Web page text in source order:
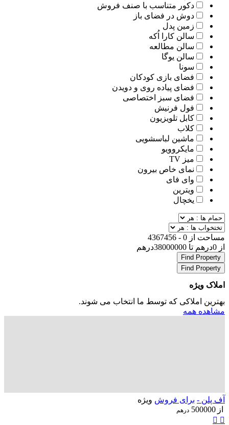
دکور متناسب با صنف فروش
دوش در فضای باز
زمین پدل
سالن کارا اُکه
سالن مطالعه
سالن یوگا
سونا
فضای بازی کودکان
فضای پیاده روی و دویدن
فضای سبز اختصاصی
فول فرنیش
کابل تلویزیون
کلاب
ماشین لباسشویی
مایکروویو
میز TV
نمای خاص بیرون
وای فای
ویترین
یخچال
مساحت از 0
-
4367456
از 0درهم تا 38000000درهم
Find Property
Find Property
املاک ویژه
بهترین املاکی که توسط ما انتخاب می شوند.
مشاهده همه
آف پلن - برای فروش ویژه
از 500000 درهم